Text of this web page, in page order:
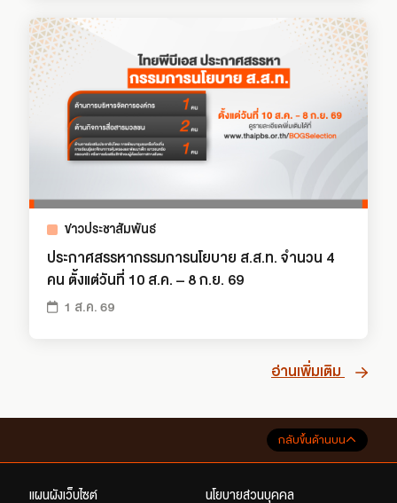
ข่าวประชาสัมพันธ์
ประกาศสรรหากรรมการนโยบาย ส.ส.ท. จำนวน 4
คน ตั้งแต่วันที่ 10 ส.ค. – 8 ก.ย. 69
1 ส.ค. 69
อ่านเพิ่มเติม
กลับขึ้นด้านบน
แผนผังเว็บไซต์ นโยบายส่วนบุคคล